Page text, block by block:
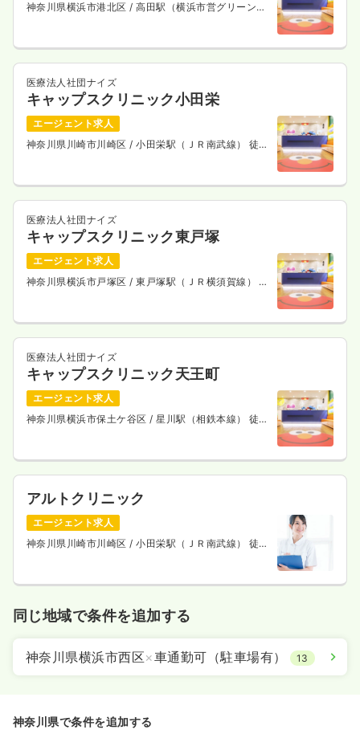
神奈川県横浜市港北区/ 高田駅（横浜市営グリーンラ
医療法人社団ナイズ
キャップスクリニック小田栄
エージェント求人
神奈川県川崎市川崎区/ 小田栄駅（ＪＲ南武線） 徒歩
医療法人社団ナイズ
キャップスクリニック東戸塚
エージェント求人
神奈川県横浜市戸塚区/ 東戸塚駅（ＪＲ横須賀線） 徒
医療法人社団ナイズ
キャップスクリニック天王町
エージェント求人
神奈川県横浜市保土ケ谷区/ 星川駅（相鉄本線） 徒歩
アルトクリニック
エージェント求人
神奈川県川崎市川崎区/ 小田栄駅（ＪＲ南武線） 徒歩
同じ地域で条件を追加する
神奈川県横浜市西区×車通勤可（駐車場有） 13
神奈川県で条件を追加する